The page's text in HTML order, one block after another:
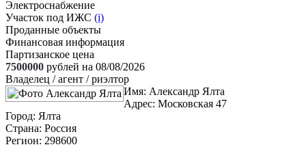
Электроснабжение
Участок под ИЖС (i)
Проданные объекты
Финансовая информация
Партизанское цена
7500000 рублей на 08/08/2026
Владелец / агент / риэлтор
Имя: Александр Ялта
Адрес: Московская 47
Город: Ялта
Страна: Россия
Регион: 298600